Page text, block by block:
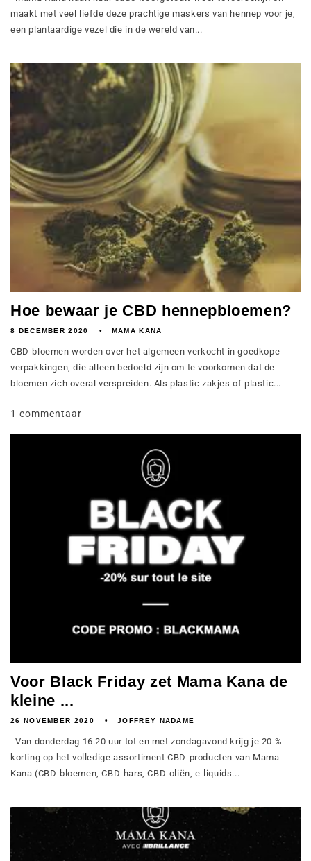
maakt met veel liefde deze prachtige maskers van hennep voor je,
een plantaardige vezel die in de wereld van...
Hoe bewaar je CBD hennepbloemen?
8 DECEMBER 2020 MAMA KANA
CBD-bloemen worden over het algemeen verkocht in goedkope
verpakkingen, die alleen bedoeld zijn om te voorkomen dat de
bloemen zich overal verspreiden. Als plastic zakjes of plastic...
1 commentaar
Voor Black Friday zet Mama Kana de
kleine ...
26 NOVEMBER 2020 JOFFREY NADAME
Van donderdag 16.20 uur tot en met zondagavond krijg je 20 %
korting op het volledige assortiment CBD-producten van Mama
Kana (CBD-bloemen, CBD-hars, CBD-oliën, e-liquids...